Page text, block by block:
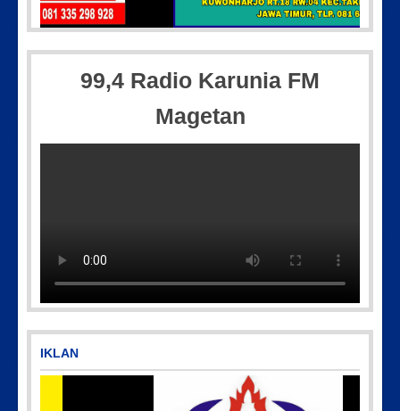
Picsart_23-04-10_00-36-15-097
99,4 Radio Karunia FM
Magetan
IKLAN